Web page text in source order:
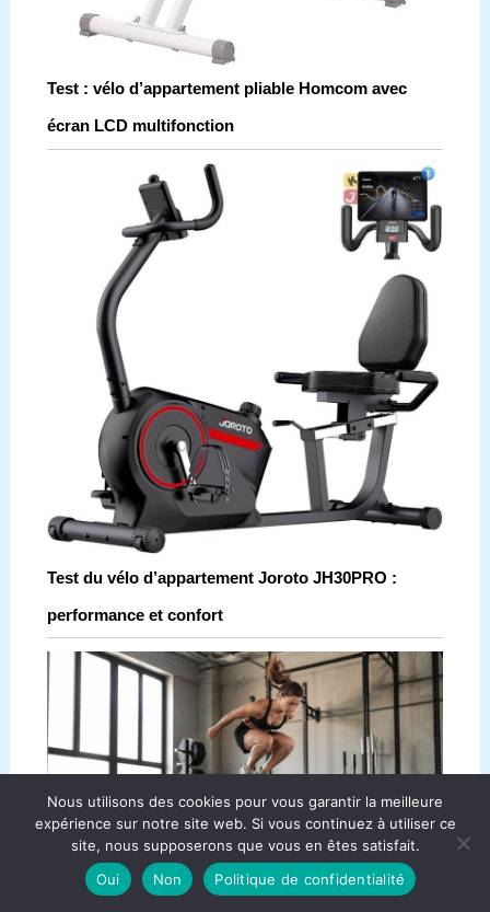
Test : vélo d’appartement pliable Homcom avec
écran LCD multifonction
Test du vélo d’appartement Joroto JH30PRO :
performance et confort
Nous utilisons des cookies pour vous garantir la meilleure
expérience sur notre site web. Si vous continuez à utiliser ce
site, nous supposerons que vous en êtes satisfait.
Oui
Non Politique de confidentialité